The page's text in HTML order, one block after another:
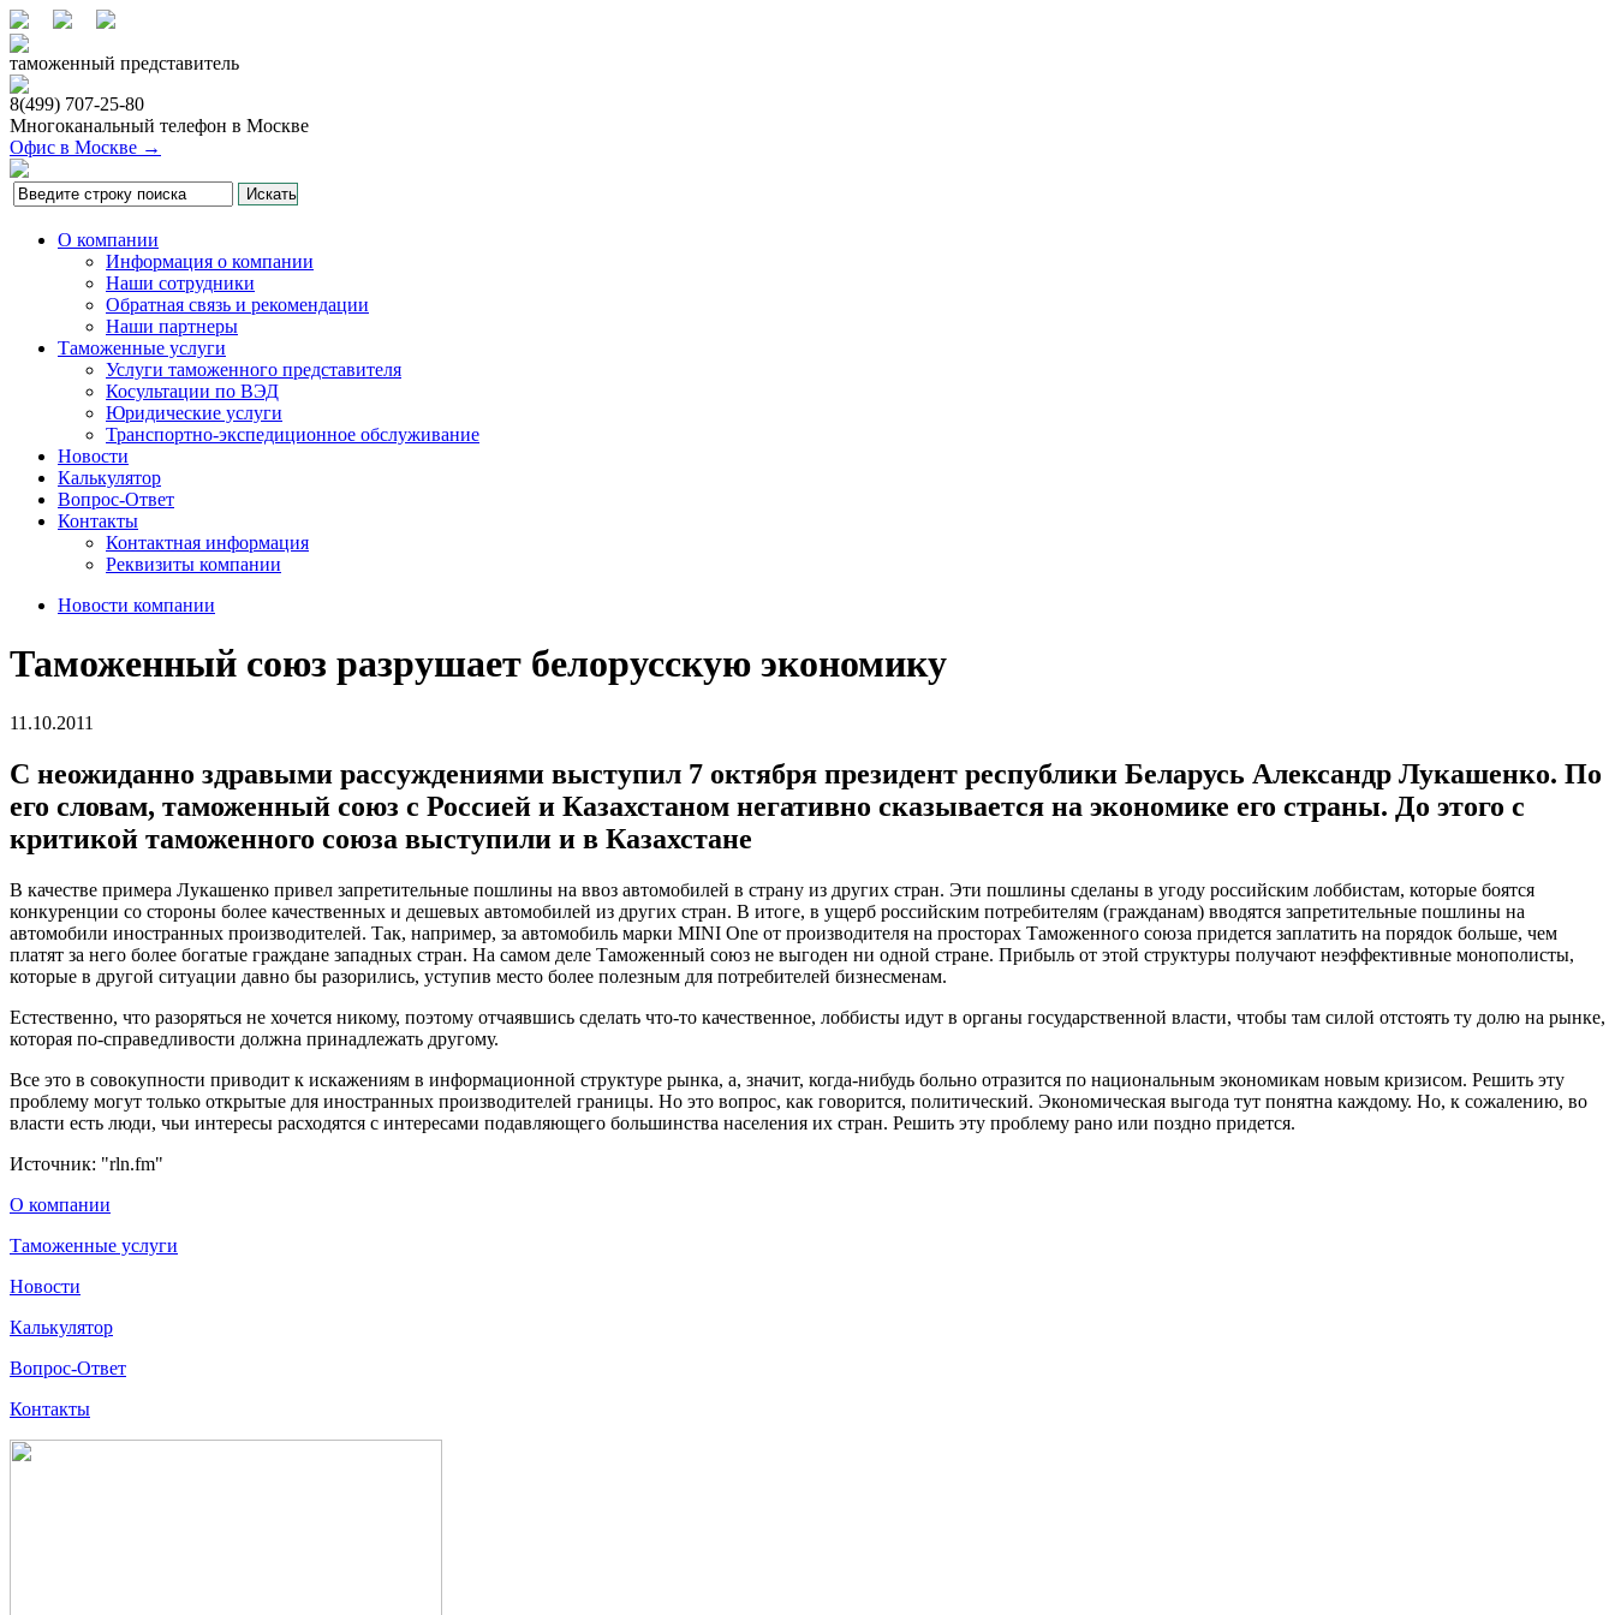
таможенный представитель
8(499) 707-25-80
Многоканальный телефон в Москве
Офис в Москве →
О компании
Информация о компании
Наши сотрудники
Обратная связь и рекомендации
Наши партнеры
Таможенные услуги
Услуги таможенного представителя
Косультации по ВЭД
Юридические услуги
Транспортно-экспедиционное обслуживание
Новости
Калькулятор
Вопрос-Ответ
Контакты
Контактная информация
Реквизиты компании
Новости компании
Таможенный союз разрушает белорусскую экономику
11.10.2011
С неожиданно здравыми рассуждениями выступил 7 октября президент республики Беларусь Александр Лукашенко. По
его словам, таможенный союз с Россией и Казахстаном негативно сказывается на экономике его страны. До этого с
критикой таможенного союза выступили и в Казахстане
В качестве примера Лукашенко привел запретительные пошлины на ввоз автомобилей в страну из других стран. Эти пошлины сделаны в угоду российским лоббистам, которые боятся
конкуренции со стороны более качественных и дешевых автомобилей из других стран. В итоге, в ущерб российским потребителям (гражданам) вводятся запретительные пошлины на
автомобили иностранных производителей. Так, например, за автомобиль марки MINI One от производителя на просторах Таможенного союза придется заплатить на порядок больше, чем
платят за него более богатые граждане западных стран. На самом деле Таможенный союз не выгоден ни одной стране. Прибыль от этой структуры получают неэффективные монополисты,
которые в другой ситуации давно бы разорились, уступив место более полезным для потребителей бизнесменам.
Естественно, что разоряться не хочется никому, поэтому отчаявшись сделать что-то качественное, лоббисты идут в органы государственной власти, чтобы там силой отстоять ту долю на рынке,
которая по-справедливости должна принадлежать другому.
Все это в совокупности приводит к искажениям в информационной структуре рынка, а, значит, когда-нибудь больно отразится по национальным экономикам новым кризисом. Решить эту
проблему могут только открытые для иностранных производителей границы. Но это вопрос, как говорится, политический. Экономическая выгода тут понятна каждому. Но, к сожалению, во
власти есть люди, чьи интересы расходятся с интересами подавляющего большинства населения их стран. Решить эту проблему рано или поздно придется.
Источник: "rln.fm"
О компании
Таможенные услуги
Новости
Калькулятор
Вопрос-Ответ
Контакты